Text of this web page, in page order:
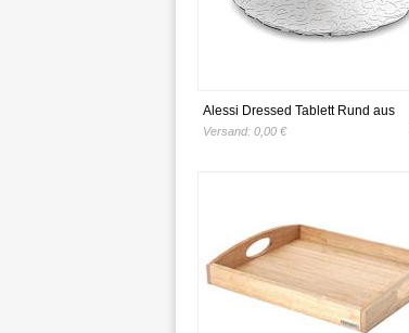
Alessi Dressed Tablett Rund aus
Edelstahl
Versand: 0,00 €